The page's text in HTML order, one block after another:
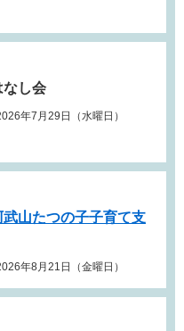
なし会
年7月29日（水曜日）
山たつの子子育て支
年8月21日（金曜日）